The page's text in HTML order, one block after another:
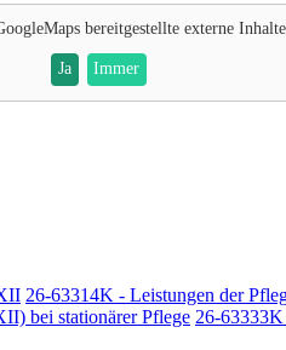
bereitgestellte externe
Ja Immer
26-63314K - Leistungen der
bei stationärer Pflege 26-